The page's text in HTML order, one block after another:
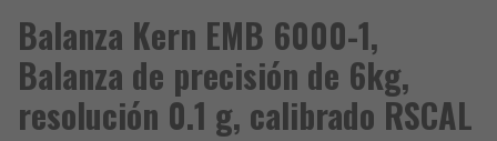
Balanza Kern EMB 6000-1,
Balanza de precisión de 6kg,
resolución 0.1 g, calibrado RSCAL